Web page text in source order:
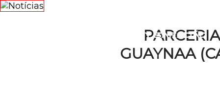
GUAYNAA